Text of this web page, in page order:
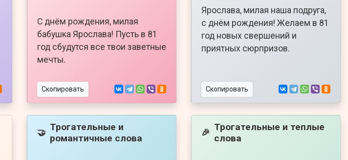
С днём рождения, милая
бабушка Ярослава! Пусть в 81
год сбудутся все твои заветные
мечты.
Скопировать
Ярослава, милая наша подруга,
с днём рождения! Желаем в 81
год новых свершений и
приятных сюрпризов.
Скопировать
🤝 Трогательные и
романтичные слова
🎉 Трогательные и теплые
слова